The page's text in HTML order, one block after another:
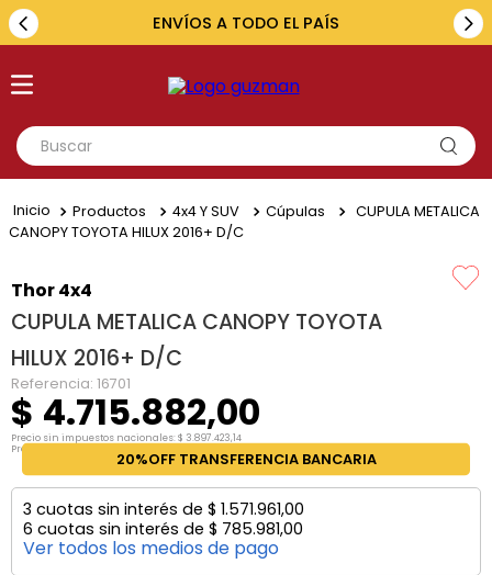
ENVÍOS A TODO EL PAÍS
Buscar
1.
toyota
5. chevrolet
Productos 4x4 Y SUV Cúpulas
CUPULA METALICA
CANOPY TOYOTA HILUX 2016+ D/C
Thor 4x4
CUPULA METALICA CANOPY TOYOTA
HILUX 2016+ D/C
Referencia: 16701
$ 4.715.882,00
Precio sin impuestos nacionales:$ 3.897.423,14
Precio por unidad:
20%OFF TRANSFERENCIA BANCARIA
3 cuotas sin interés de $ 1.571.961,00
6 cuotas sin interés de $ 785.981,00
Ver todos los medios de pago